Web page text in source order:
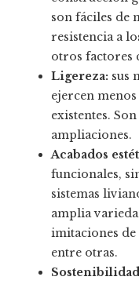
son fáciles de
resistencia a
otros factores
Ligereza: sus
ejercen
existentes.
ampliaciones.
Acabados
funcionales,
sistemas
amplia
imitaciones de
entre otras.
Sostenibilidad